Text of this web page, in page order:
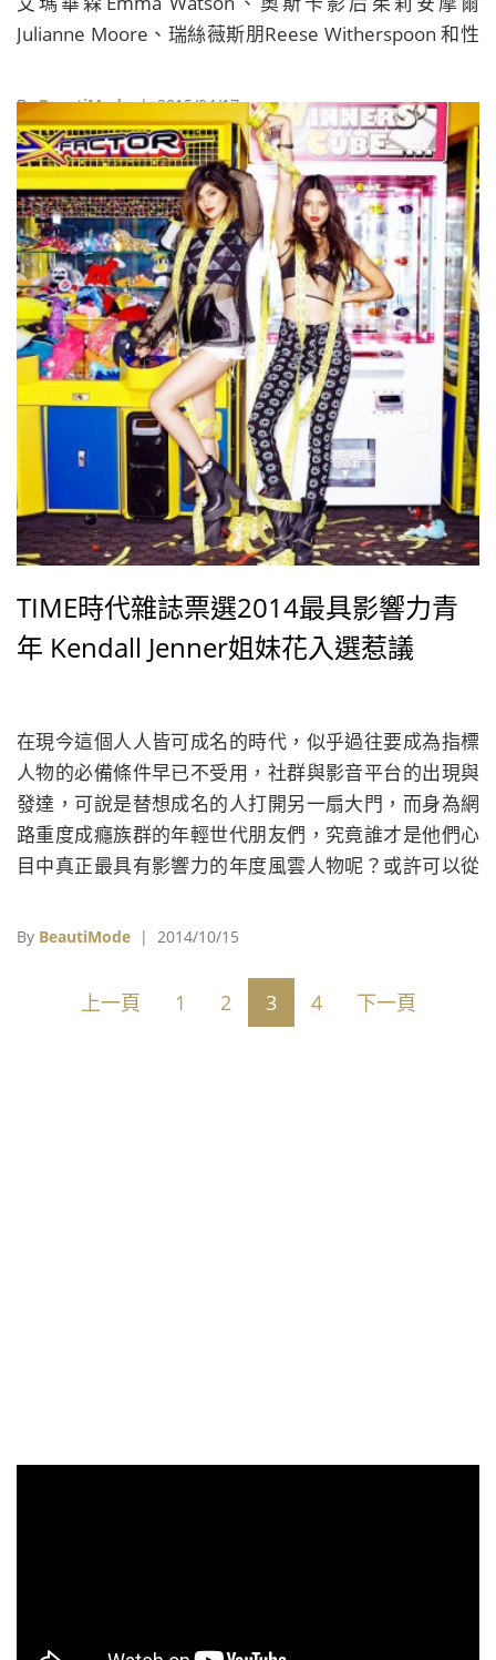
Julianne Moore、瑞絲薇斯朋Reese Witherspoon 和性
年佔盡各大媒體版面的「話題夫妻檔」肯伊威斯特
Kanye West與金卡達夏Kim Kardashian，則不意外地名
列榜單之中，而肯伊更成為本期《時代》雜誌封面人物
之一，相當風光！
ByBeautiMode| 2015/04/17
TIME時代雜誌票選2014最具影響力青
年 Kendall Jenner姐妹花入選惹議
在現今這個人人皆可成名的時代，似乎過往要成為指標
人物的必備條件早已不受用，社群與影音平台的出現與
發達，可說是替想成名的人打開另一扇大門，而身為網
路重度成癮族群的年輕世代朋友們，究竟誰才是他們心
目中真正最具有影響力的年度風雲人物呢？或許可以從
年名單上得到解答。
By BeautiMode | 2014/10/15
上一頁 1 2 3 4 下一頁